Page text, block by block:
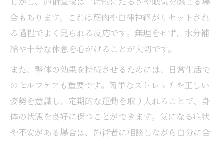
合もあります。これは筋肉や自律神経がリセットされ
る過程でよく見られる反応です。無理をせず、水分補
給や十分な休息を心がけることが大切です。
また、整体の効果を持続させるためには、日常生活で
のセルフケアも重要です。簡単なストレッチや正しい
姿勢を意識し、定期的な運動を取り入れることで、身
体の状態を良好に保つことができます。気になる症状
や不安がある場合は、施術者に相談しながら自分に合